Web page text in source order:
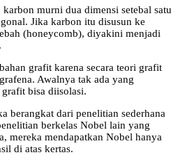
murni dua dimensi setebal satu
Jika karbon itu disusun ke
(honeycomb), diyakini menjadi
grafit karena secara teori grafit
Awalnya tak ada yang
bisa diisolasi.
berangkat dari penelitian sederhana
berkelas Nobel lain yang
mereka mendapatkan Nobel hanya
di atas kertas.